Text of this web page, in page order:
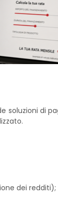
soluzioni di
dei redditi);